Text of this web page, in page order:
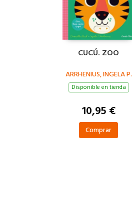
CUCÚ. ZOO
ARRHENIUS, INGELA P.
Disponible en tienda
10,95 €
Comprar